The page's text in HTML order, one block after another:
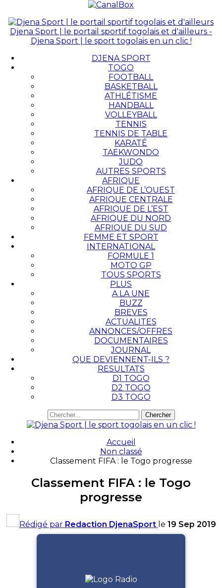
Djena Sport | le portail sportif togolais et d'ailleurs -
Djena Sport | le sport togolais en un clic !
DJENA SPORT
TOGO
FOOTBALL
BASKETBALL
ATHLÉTISME
HANDBALL
VOLLEYBALL
TENNIS
TENNIS DE TABLE
KARATÉ
TAEKWONDO
JUDO
AUTRES SPORTS
AFRIQUE
AFRIQUE DE L’OUEST
AFRIQUE CENTRALE
AFRIQUE DE L’EST
AFRIQUE DU NORD
AFRIQUE DU SUD
FEMME ET SPORT
INTERNATIONAL
FORMULE 1
MOTO GP
TOUS SPORTS
PLUS
A LA UNE
BUZZ
BREVES
ACTUALITES
ANNONCES/OFFRES
DOCUMENTAIRES
JOURNAL
QUE DEVIENNENT-ILS ?
RESULTATS
D1 TOGO
D2 TOGO
D3 TOGO
Accueil
Non classé
Classement FIFA : le Togo progresse
Classement FIFA : le Togo
progresse
Rédigé par Redaction DjenaSport le 19 Sep 2019